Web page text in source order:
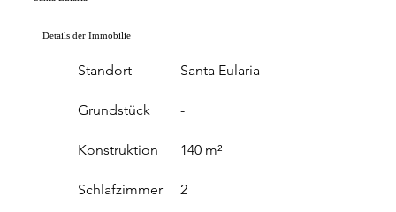
Details der Immobilie
Standort
Grundstück
Konstruktion
Santa Eularia
-
140 m²
Schlafzimmer 2